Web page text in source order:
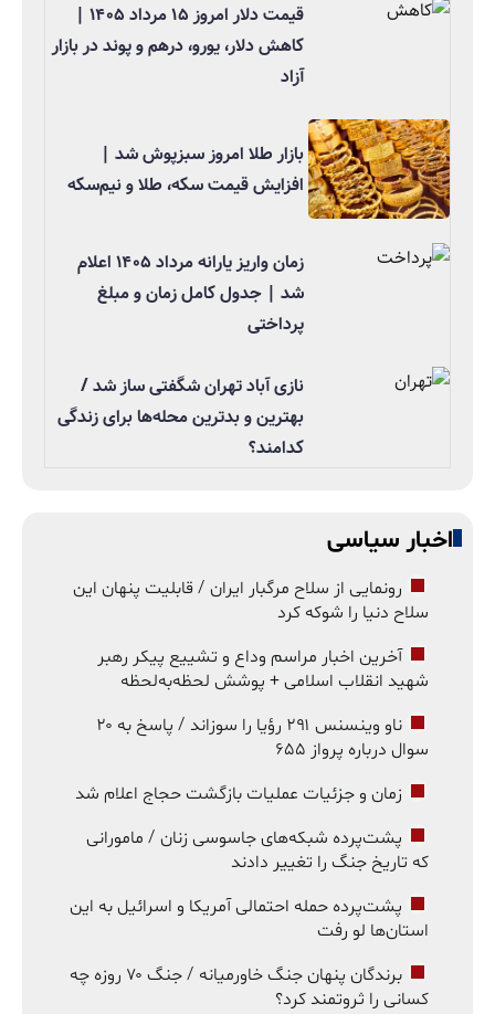
قیمت دلار امروز ۱۵ مرداد ۱۴۰۵ |
کاهش دلار، یورو، درهم و پوند در بازار
آزاد
بازار طلا امروز سبزپوش شد |
افزایش قیمت سکه، طلا و نیم‌سکه
زمان واریز یارانه مرداد ۱۴۰۵ اعلام
شد | جدول کامل زمان و مبلغ
پرداختی
نازی آباد تهران شگفتی ساز شد /
بهترین و بدترین محله‌ها برای زندگی
کدامند؟
اخبار سیاسی
رونمایی از سلاح مرگبار ایران / قابلیت پنهان این
سلاح دنیا را شوکه کرد
آخرین اخبار مراسم وداع و تشییع پیکر رهبر
شهید انقلاب اسلامی + پوشش لحظه‌به‌لحظه
ناو وینسنس ۲۹۱ رؤیا را سوزاند / پاسخ به ۲۰
سوال درباره پرواز ۶۵۵
زمان و جزئیات عملیات بازگشت حجاج اعلام شد
پشت‌پرده شبکه‌های جاسوسی زنان / مامورانی
که تاریخ جنگ را تغییر دادند
پشت‌پرده حمله احتمالی آمریکا و اسرائیل به این
استان‌ها لو رفت
برندگان پنهان جنگ خاورمیانه / جنگ ۷۰ روزه چه
کسانی را ثروتمند کرد؟